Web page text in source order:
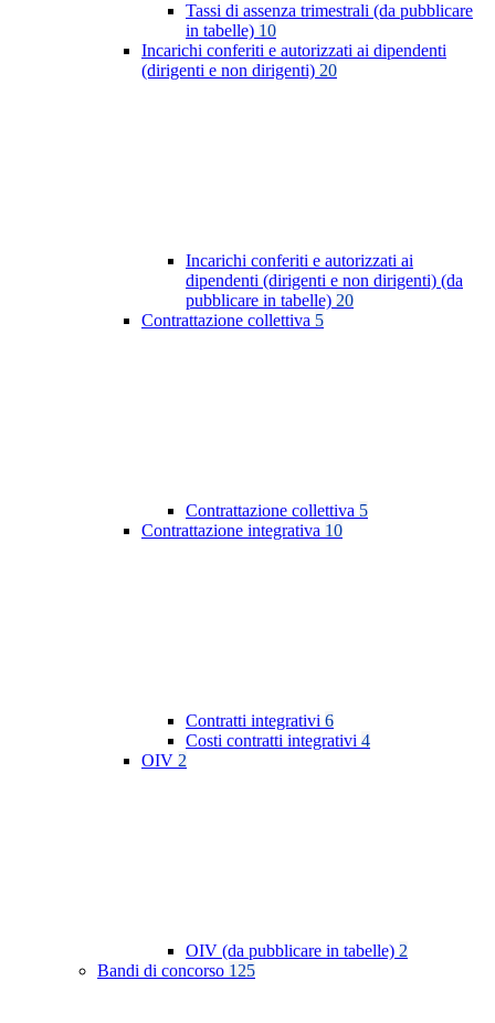
Tassi di assenza trimestrali (da pubblicare
in tabelle) 10
Incarichi conferiti e autorizzati ai dipendenti
(dirigenti e non dirigenti) 20
Incarichi conferiti e autorizzati ai
dipendenti (dirigenti e non dirigenti) (da
pubblicare in tabelle) 20
Contrattazione collettiva 5
Contrattazione collettiva 5
Contrattazione integrativa 10
Contratti integrativi 6
Costi contratti integrativi 4
OIV 2
OIV (da pubblicare in tabelle) 2
Bandi di concorso 125